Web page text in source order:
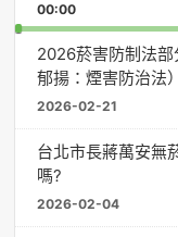
Rate
00:00
2026菸害防制法
郁揚：煙害防治法
2026-02-21
台北市長蔣萬安無
嗎?
2026-02-04